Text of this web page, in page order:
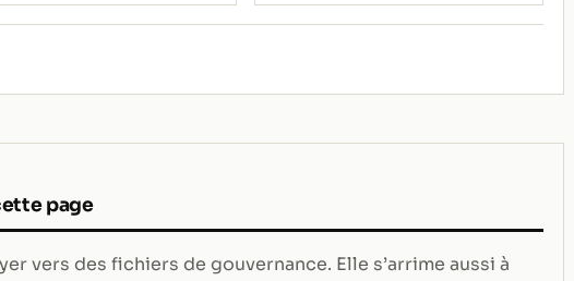
page
vers des fichiers de gouvernance. Elle s’arrime aussi à